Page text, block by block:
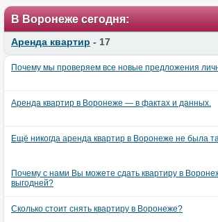
В Воронеже сегодня:
Аренда квартир - 17
Почему мы проверяем все новые предложения
Аренда квартир в Воронеже — в фактах и данных.
Ещё никогда аренда квартир в Воронеже не была
Почему с нами Вы можете сдать квартиру в
выгодней?
Сколько стоит снять квартиру в Воронеже?